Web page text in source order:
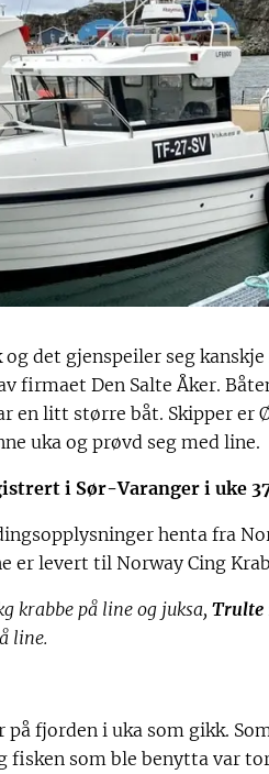
det gjenspeiler seg
firmaet Den Salte Åker.
en litt større båt. Skipper
uka og prøvd seg med line.
i Sør-Varanger i uke
henta fra
er levert til Norway Cing
krabbe på line og juksa, Trulte
line.
fjorden i uka som gikk.
som ble benytta var